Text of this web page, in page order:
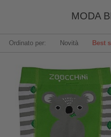
MODA
Ordinato per: Novità Best